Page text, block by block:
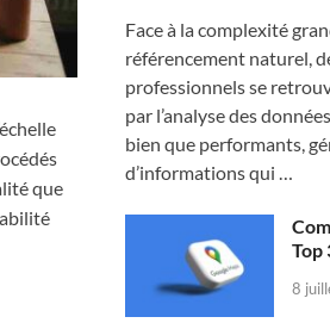
que
Face à la complexité
référencement naturel,
professionnels se
par l’analyse des
bien que performants,
d’informations qui …
Top
8